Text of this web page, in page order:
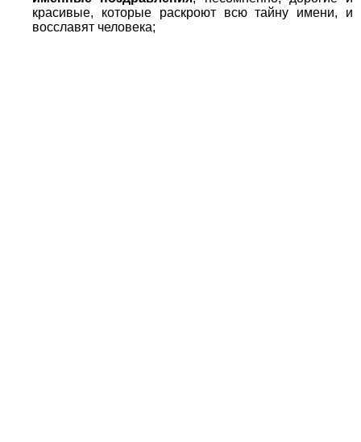
красивые, которые раскроют всю тайну имени, и
восславят человека;